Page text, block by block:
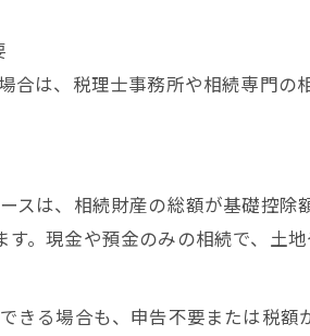
税理士法人選びで失敗しないコツ
相続税申告不要かどうかの判断基
基礎控除額と課税対象の確認ポイ
税理士法人への無料相談活用法
は、税理士事務所や相続専門の
スは、相続財産の総額が基礎控
。現金や預金のみの相続で、土
きる場合も、申告不要または税